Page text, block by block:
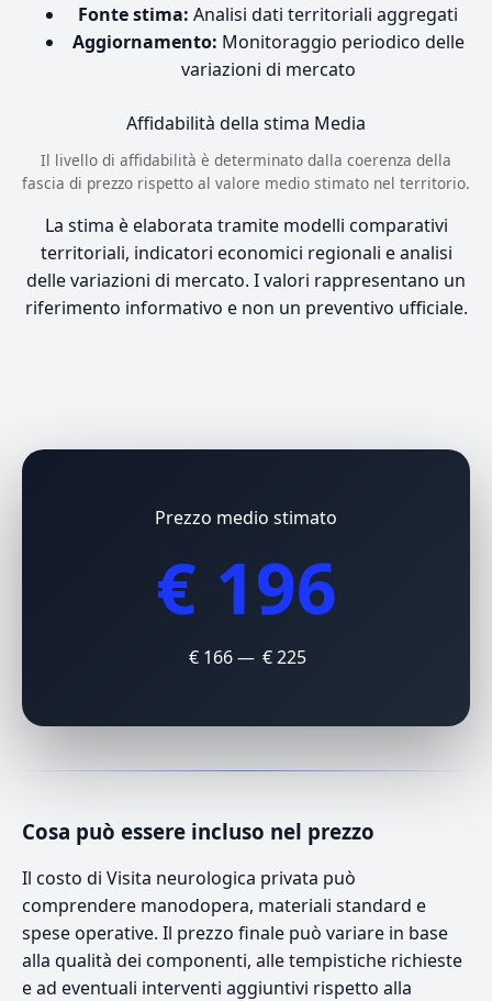
Fonte stima: Analisi dati territoriali aggregati
Aggiornamento: Monitoraggio periodico delle
variazioni di mercato
Affidabilità della stima Media
Il livello di affidabilità è determinato dalla coerenza della
fascia di prezzo rispetto al valore medio stimato nel territorio.
La stima è elaborata tramite modelli comparativi
territoriali, indicatori economici regionali e analisi
delle variazioni di mercato. I valori rappresentano un
riferimento informativo e non un preventivo ufficiale.
Prezzo medio stimato
€ 196
€ 166 — € 225
Cosa può essere incluso nel prezzo
Il costo di Visita neurologica privata può
comprendere manodopera, materiali standard e
spese operative. Il prezzo finale può variare in base
alla qualità dei componenti, alle tempistiche richieste
e ad eventuali interventi aggiuntivi rispetto alla